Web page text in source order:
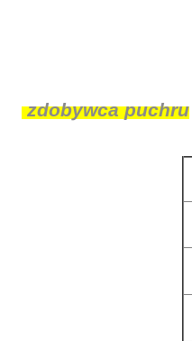
zdobywca puchru